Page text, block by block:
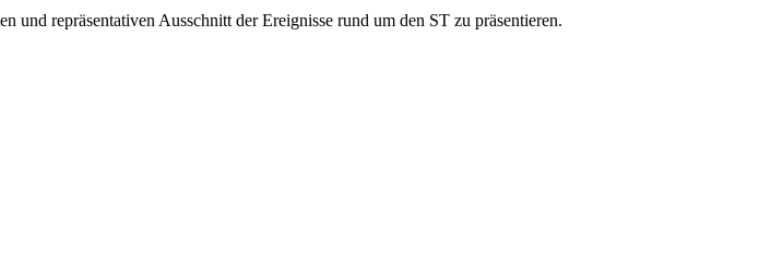
und repräsentativen Ausschnitt der Ereignisse rund um den ST zu präsentieren.